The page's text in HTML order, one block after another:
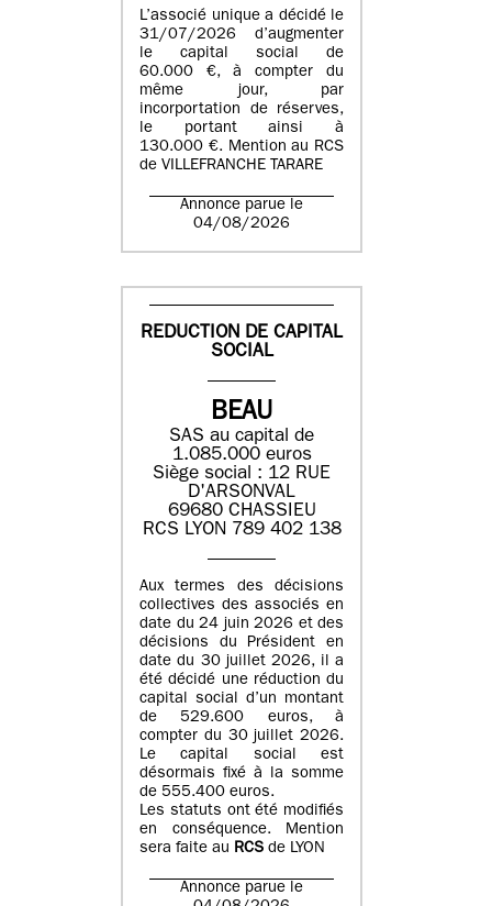
L’associé unique a décidé le
31/07/2026 d’augmenter
le capital social de
60.000 €, à compter du
même jour, par
incorportation de réserves,
le portant ainsi à
130.000 €. Mention au RCS
de VILLEFRANCHE TARARE
Annonce parue le
04/08/2026
REDUCTION DE CAPITAL
SOCIAL
BEAU
SAS au capital de
1.085.000 euros
Siège social : 12 RUE
D'ARSONVAL
69680 CHASSIEU
RCS LYON 789 402 138
Aux termes des décisions
collectives des associés en
date du 24 juin 2026 et des
décisions du Président en
date du 30 juillet 2026, il a
été décidé une réduction du
capital social d’un montant
de 529.600 euros, à
compter du 30 juillet 2026.
Le capital social est
désormais fixé à la somme
de 555.400 euros.
Les statuts ont été modifiés
en conséquence. Mention
sera faite au RCS de LYON
Annonce parue le